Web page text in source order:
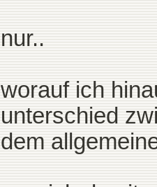
nur..
worauf ich
unterschied
dem